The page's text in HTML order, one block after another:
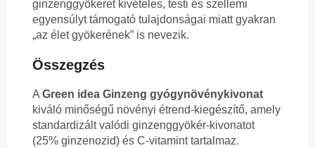
ginzenggyökeret kivételes, testi és szellemi
egyensúlyt támogató tulajdonságai miatt gyakran
„az élet gyökerének” is nevezik.
Összegzés
A Green idea Ginzeng gyógynövénykivonat
kiváló minőségű növényi étrend-kiegészítő, amely
standardizált valódi ginzenggyökér-kivonatot
(25% ginzenozid) és C-vitamint tartalmaz.